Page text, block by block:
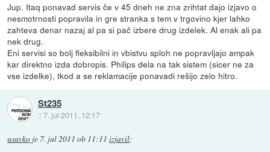
Jup. Itaq ponavad servis če v 45 dneh ne zna zrihtat dajo izjavo o
nesmotrnosti popravila in gre stranka s tem v trgovino kjer lahko
zahteva denar nazaj al pa si pač izbere drug izdelek. Al enak ali pa
nek drug.
Eni servisi so bolj fleksibilni in vbistvu sploh ne popravljajo ampak
kar direktno izda dobropis. Philips dela na tak sistem (sicer ne za
vse izdelke), tkod a se reklamacije ponavadi rešijo zelo hitro.
St235
::7. jul 2011, 12:17
usavko je 7. jul 2011 ob 11:11 izjavil: